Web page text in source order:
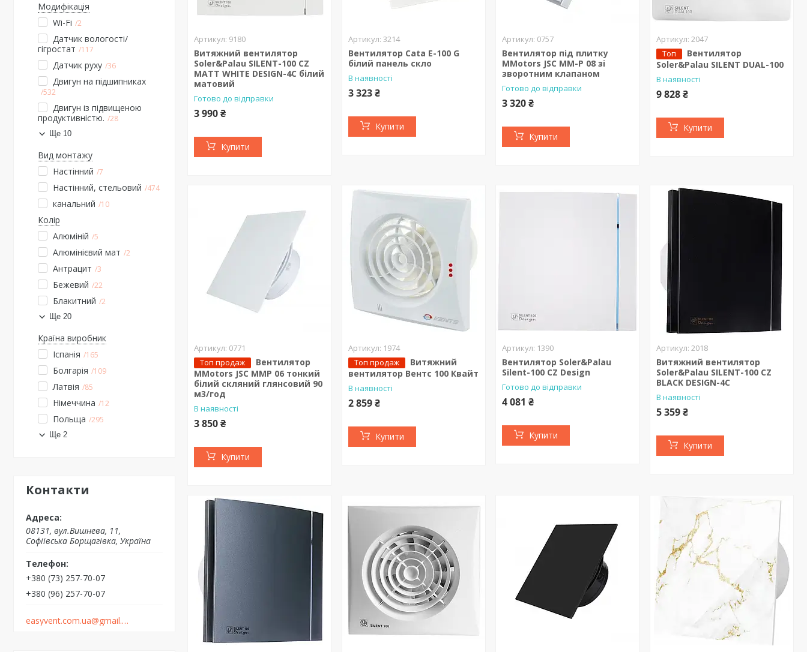
Модифікація
Wi-Fi 2
Датчик вологості/
гігростат
117
Датчик руху 36
Двигун на підшипниках
532
Двигун із підвищеною
продуктивністю. 28
Ще 10
Вид монтажу
Настінний 7
Настінний, стельовий 474
канальний 10
Колір
Алюміній 5
Алюмінієвий мат 2
Антрацит 3
Бежевий 22
Блакитний 2
Ще 20
Країна виробник
Іспанія
165
Болгарія 109
Латвія 85
Німеччина 12
Польща 295
Ще 2
Контакти
08131, вул.Вишнева, 11,
Софіївська Борщагівка, Україна
+380 (73) 257-70-07
+380 (96) 257-70-07
easyvent.com.ua@gmail.com
9180
Витяжний вентилятор
Soler&Palau SILENT-100 CZ
MATT WHITE DESIGN-4C білий
матовий
Готово до відправки
3 990 ₴
Купити
3214
Вентилятор Cata E-100 G
білий панель скло
В наявності
3 323 ₴
Купити
0757
Вентилятор під плитку
MMotors JSC ММ-Р 08 зі
зворотним клапаном
Готово до відправки
3 320 ₴
Купити
2047
Топ
Вентилятор
Soler&Palau SILENT DUAL-100
В наявності
9 828 ₴
Купити
0771
Топ продаж
Вентилятор
MMotors JSC MMP 06 тонкий
білий скляний глянсовий 90
м3/год
В наявності
3 850 ₴
Купити
1974
Топ продаж
Витяжний
вентилятор Вентс 100 Квайт
В наявності
2 859 ₴
Купити
1390
Вентилятор Soler&Palau
Silent-100 CZ Design
Готово до відправки
4 081 ₴
Купити
2018
Витяжний вентилятор
Soler&Palau SILENT-100 CZ
BLACK DESIGN-4C
В наявності
5 359 ₴
Купити